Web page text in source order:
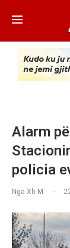
Alarm
policia
Nga Xh M